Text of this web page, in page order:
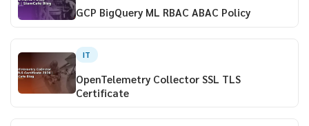
GCP BigQuery ML RBAC ABAC Policy
IT
OpenTelemetry Collector SSL TLS
Certificate